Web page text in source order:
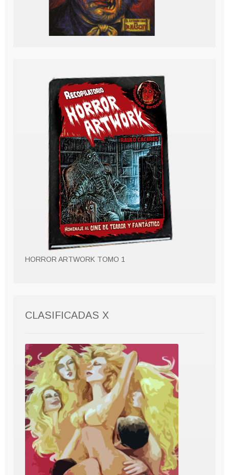
HORROR ARTWORK TOMO 1
CLASIFICADAS X